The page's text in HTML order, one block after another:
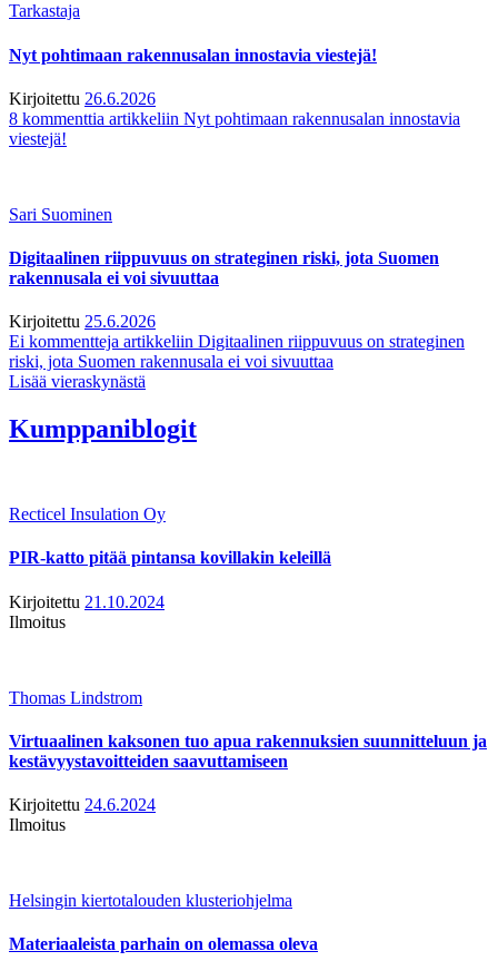
Tarkastaja
Nyt pohtimaan rakennusalan innostavia viestejä!
Kirjoitettu 26.6.2026
8 kommenttia artikkeliin Nyt pohtimaan rakennusalan innostavia
viestejä!
Sari Suominen
Digitaalinen riippuvuus on strateginen riski, jota Suomen
rakennusala ei voi sivuuttaa
Kirjoitettu 25.6.2026
Ei kommentteja artikkeliin Digitaalinen riippuvuus on strateginen
riski, jota Suomen rakennusala ei voi sivuuttaa
Lisää vieraskynästä
Kumppaniblogit
Recticel Insulation Oy
PIR-katto pitää pintansa kovillakin keleillä
Kirjoitettu 21.10.2024
Ilmoitus
Thomas Lindstrom
Virtuaalinen kaksonen tuo apua rakennuksien suunnitteluun ja
kestävyystavoitteiden saavuttamiseen
Kirjoitettu 24.6.2024
Ilmoitus
Helsingin kiertotalouden klusteriohjelma
Materiaaleista parhain on olemassa oleva